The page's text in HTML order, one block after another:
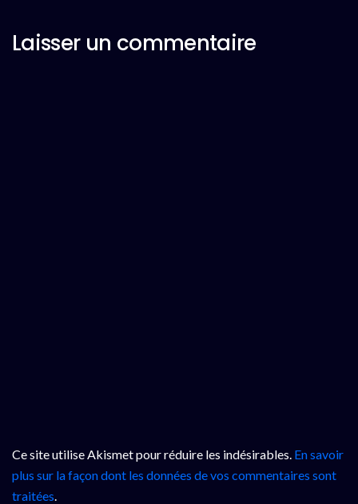
Laisser un commentaire
Ce site utilise Akismet pour réduire les indésirables. En savoir
plus sur la façon dont les données de vos commentaires sont
traitées.